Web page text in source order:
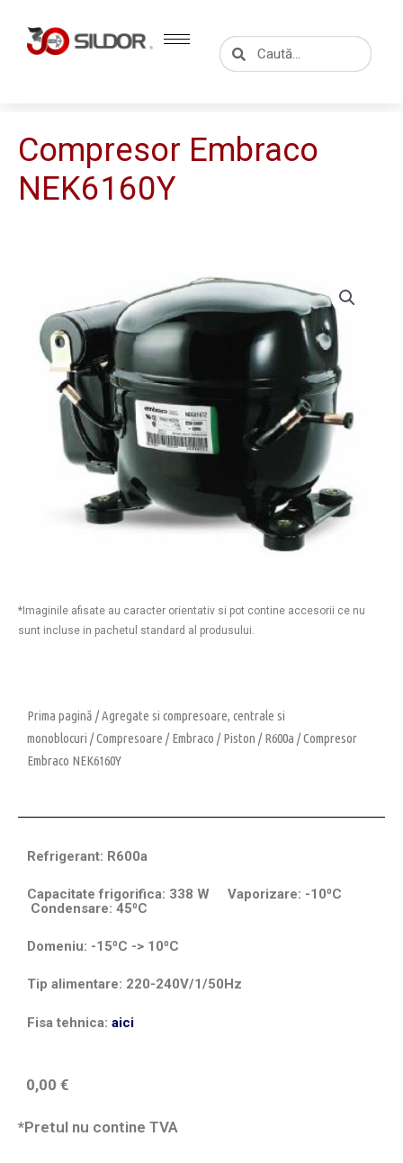
content
CautăCaută
Compresor Embraco
NEK6160Y
*Imaginile afisate au caracter orientativ si pot contine accesorii ce nu
sunt incluse in pachetul standard al produsului.
Prima pagină /Agregate si compresoare, centrale si
monoblocuri /Compresoare /Embraco /Piston /R600a / Compresor
Embraco NEK6160Y
Refrigerant: R600a
Capacitate frigorifica: 338 W Vaporizare: -10⁰C
Condensare: 45⁰C
Domeniu: -15⁰C -> 10⁰C
Tip alimentare: 220-240V/1/50Hz
Fisa tehnica: aici
0,00 €
*Pretul nu contine TVA